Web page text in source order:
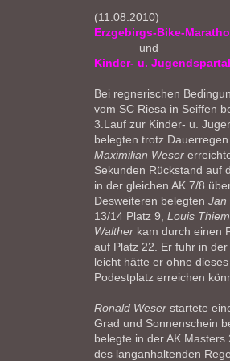
(11.08.2010)
Erzgebirgs-Bike-
und
Kinder- u.
Bei regnerischen
vom SC Riesa in Seiffen
3.Lauf zur Kinder- u.
belegten trotz
Maximilian Weser
Sekunden Rückstand auf
in der gleichen AK 7/8
Desweiteren belegtenJan
13/14 Platz 9,Louis
Walther kam durch einen
auf Platz 22. Er fuhr in
leicht hätte er ohne
Podestplatz erreichen
Ronald Weser startete
Grad und Sonnenschein
belegte in der AK
des langanhaltenden